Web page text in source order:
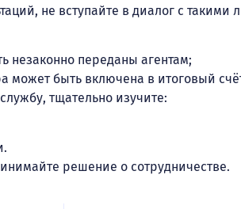
не вступайте в диалог с такими
незаконно переданы агентам;
может быть включена в итоговый
тщательно изучите:
решение о сотрудничестве.